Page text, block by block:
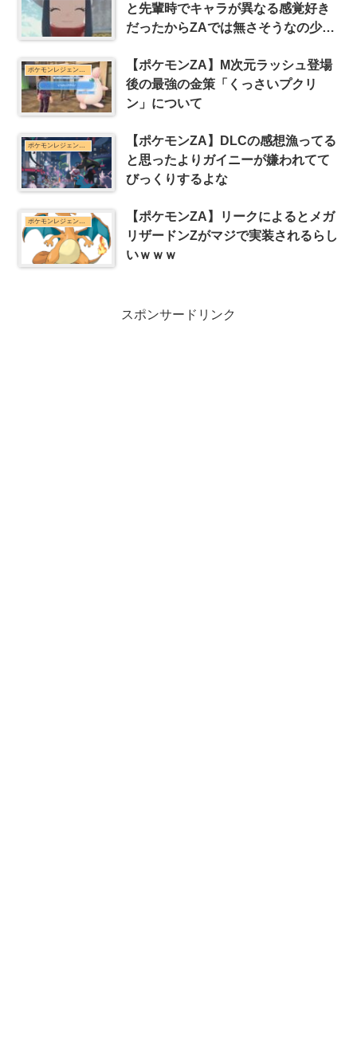
と先輩時でキャラが異なる感覚好き
だったからZAでは無さそうなの少し
ポケモンレジェンズZ-Aまとめ
【ポケモンZA】M次元ラッシュ登場
後の最強の金策「くっさいプクリ
ン」について
ポケモンレジェンズZ-Aまとめ
【ポケモンZA】DLCの感想漁ってる
と思ったよりガイニーが嫌われてて
びっくりするよな
ポケモンレジェンズZ-Aまとめ
【ポケモンZA】リークによるとメガ
リザードンZがマジで実装されるらし
いｗｗｗ
スポンサードリンク